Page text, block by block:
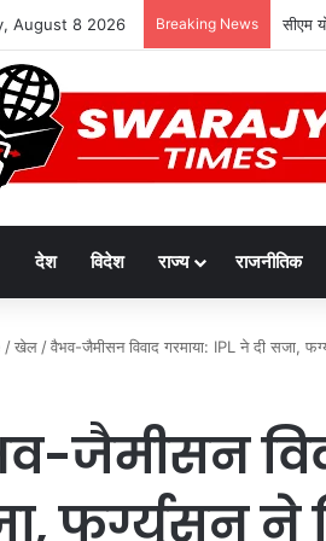
August 8 2026 Breaking News सीएम
देश विदेश राज्य राजनीतिक
/खेल /वैभव-जैमीसन विवाद गरमाया: IPL ने दी सजा,
जैमीसन
फर्ग्यूसन ने